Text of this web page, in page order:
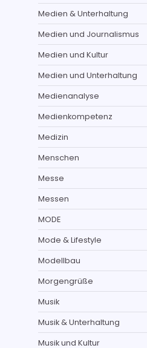
Medien & Unterhaltung
Medien und Journalismus
Medien und Kultur
Medien und Unterhaltung
Medienanalyse
Medienkompetenz
Medizin
Menschen
Messe
Messen
MODE
Mode & Lifestyle
Modellbau
Morgengrüße
Musik
Musik & Unterhaltung
Musik und Kultur